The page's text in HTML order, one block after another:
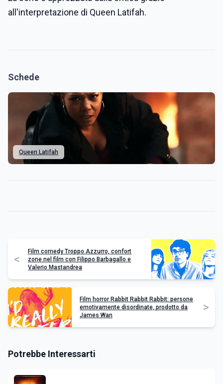
all'interpretazione di Queen Latifah.
Schede
Queen Latifah
<
Film comedy Troppo Azzurro, confort
zone nel film con Filippo Barbagallo e
Valerio Mastandrea
Film horror Rabbit Rabbit Rabbit: persone
emotivamente disordinate, prodotto da
James Wan
>
Potrebbe Interessarti